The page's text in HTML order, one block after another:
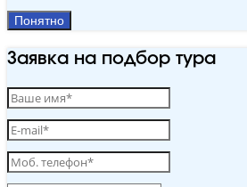
Понятно
Заявка на подбор тура